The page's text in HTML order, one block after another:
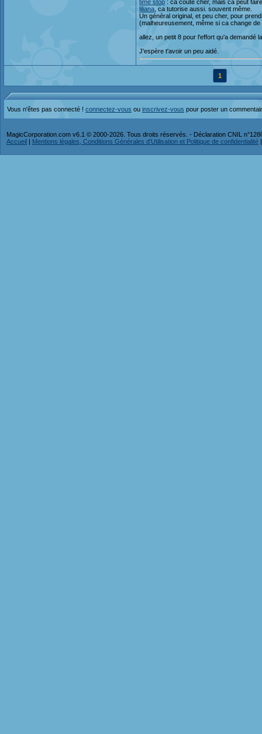
time stop : ca coute cher, mais ca peut
liliana , ca tutorise aussi. souvent même.
Un général original, et peu cher, pour
(malheureusement, même si ca change
allez, un petit 8 pour l'effort qu'a demandé
J'espère t'avoir un peu aidé.
1
Vous n'êtes pas connecté ! connectez-vous ou inscrivez-vous pour poster un
MagicCorporation.com v6.1 © 2000-2026. Tous droits réservés. - Déclaration CNIL
Accueil | Mentions légales, Conditions Générales d'Utilisation et Politique de confidentialité